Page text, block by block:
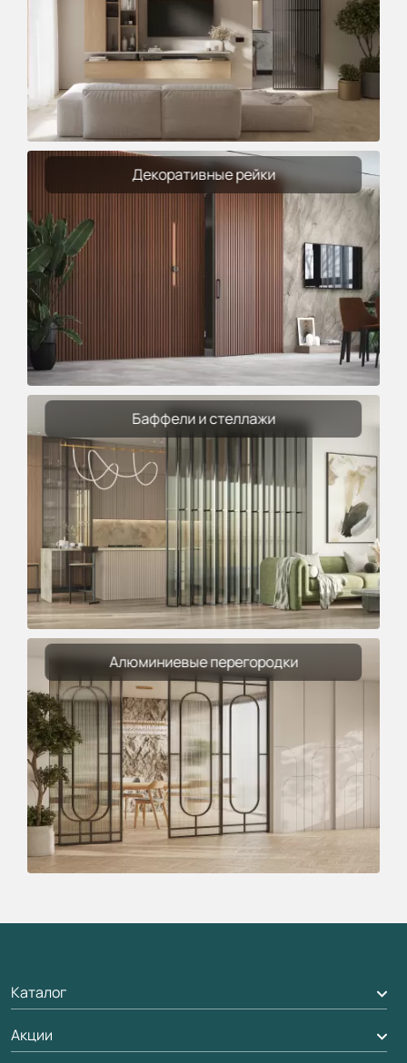
Декоративные рейки
Баффели и стеллажи
Алюминиевые перегородки
Каталог
Межкомнатные двери
Акции